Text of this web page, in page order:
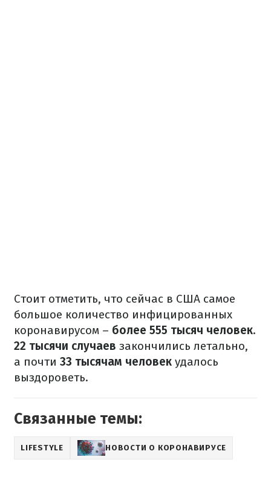
Стоит отметить, что сейчас в США самое
большое количество инфицированных
коронавирусом – более 555 тысяч человек.
22 тысячи случаев закончились летально,
а почти 33 тысячам человек удалось
выздороветь.
Связанные темы:
LIFESTYLE НОВОСТИ О КОРОНАВИРУСЕ